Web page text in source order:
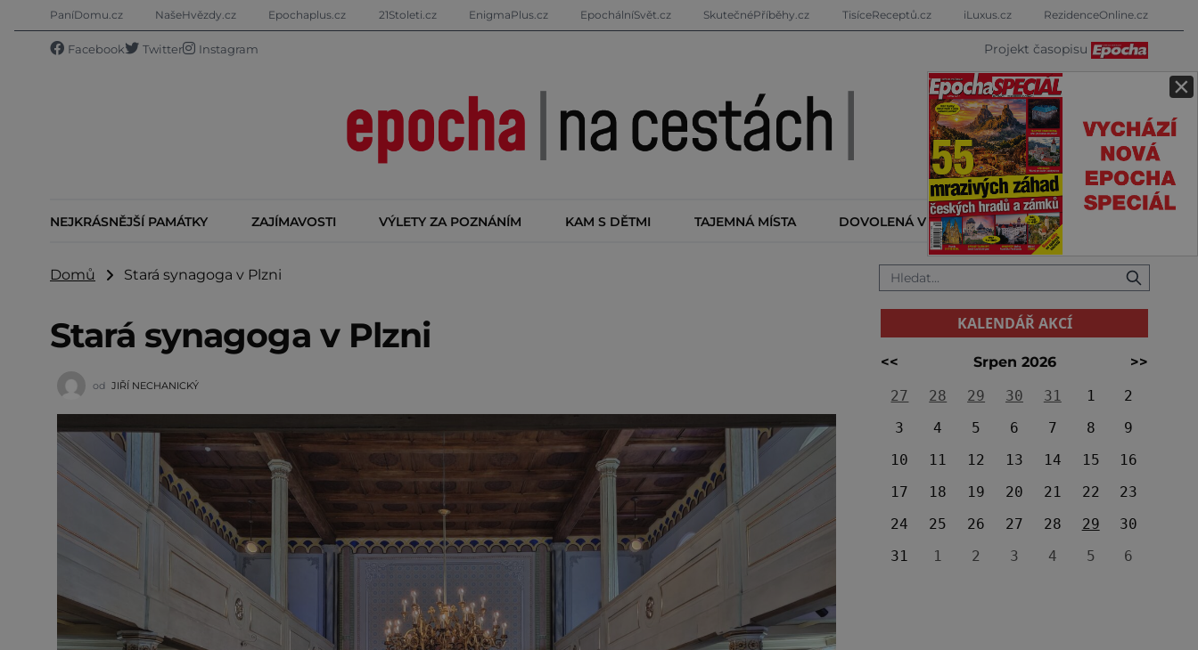
×
PaníDomu.cz NašeHvězdy.cz Epochaplus.cz 21Stoleti.cz EnigmaPlus.cz EpochálníSvět.cz SkutečnéPříběhy.cz TisíceReceptů.cz iLuxus.cz RezidenceOnline.cz
Facebook Twitter Instagram Projekt časopisu
NEJKRÁSNĚJŠÍ PAMÁTKY ZAJÍMAVOSTI VÝLETY ZA POZNÁNÍM KAM S DĚTMI TAJEMNÁ MÍSTA DOVOLENÁ V ZAHRANIČÍ KALENDÁŘ AKCÍ
Domů Stará synagoga v Plzni
Stará synagoga v Plzni
od JIŘÍ NECHANICKÝ
KALENDÁŘ AKCÍ
<< Srpen 2026
>>
27
28 29 30 31 1
2
3
4 5 6 7 8
9
10
11 12 13 14 15
16
17
18 19 20 21 22
23
24
25 26 27 28 29
30
31
1 2 3 4 5 6